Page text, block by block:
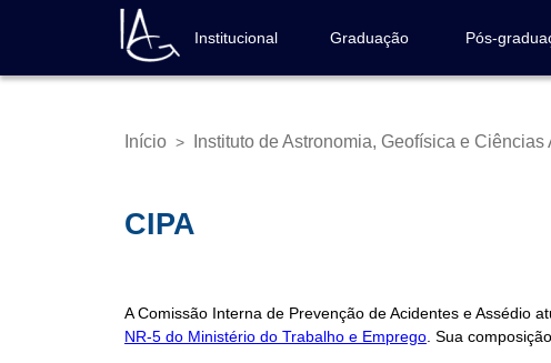
conteúdo
Navegação
principal
Institucional Graduação Pós-
Trilha
Início > Instituto de Astronomia, Geofísica e Ciências
CIPA
A Comissão Interna de Prevenção de Acidentes e Assédio
NR-5 do Ministério do Trabalho e Emprego . Sua